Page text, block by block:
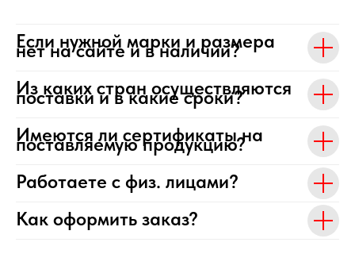
Если нужной марки и размера
нет на сайте и в наличии?
Из каких стран осуществляются
поставки и в какие сроки?
Имеются ли сертификаты на
поставляемую продукцию?
Работаете с физ. лицами?
Как оформить заказ?